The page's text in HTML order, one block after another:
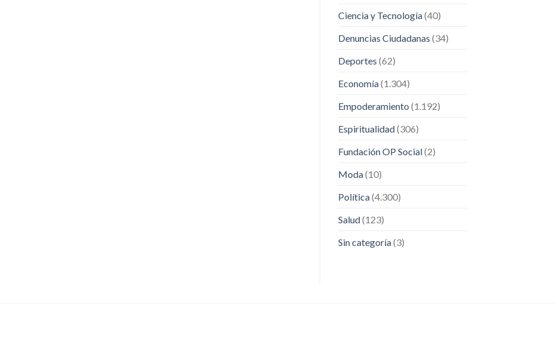
Ciencia y Tecnología(40)
Denuncias Ciudadanas (34)
Deportes (62)
Economía(1.304)
Empoderamiento (1.192)
Espiritualidad(306)
Fundación OP Social(2)
Moda(10)
Política(4.300)
Salud(123)
Sin categoría(3)